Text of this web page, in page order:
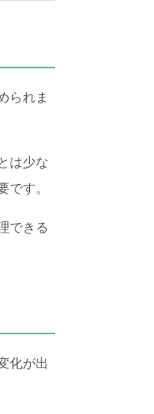
られま
は少な
です。
できる
化が出